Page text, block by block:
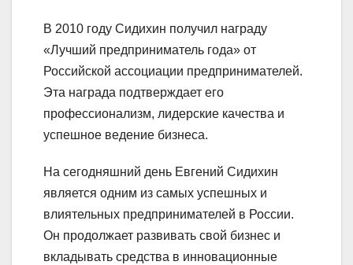
В 2010 году Сидихин получил награду
«Лучший предприниматель года» от
Российской ассоциации предпринимателей.
Эта награда подтверждает его
профессионализм, лидерские качества и
успешное ведение бизнеса.
На сегодняшний день Евгений Сидихин
является одним из самых успешных и
влиятельных предпринимателей в России.
Он продолжает развивать свой бизнес и
вкладывать средства в инновационные